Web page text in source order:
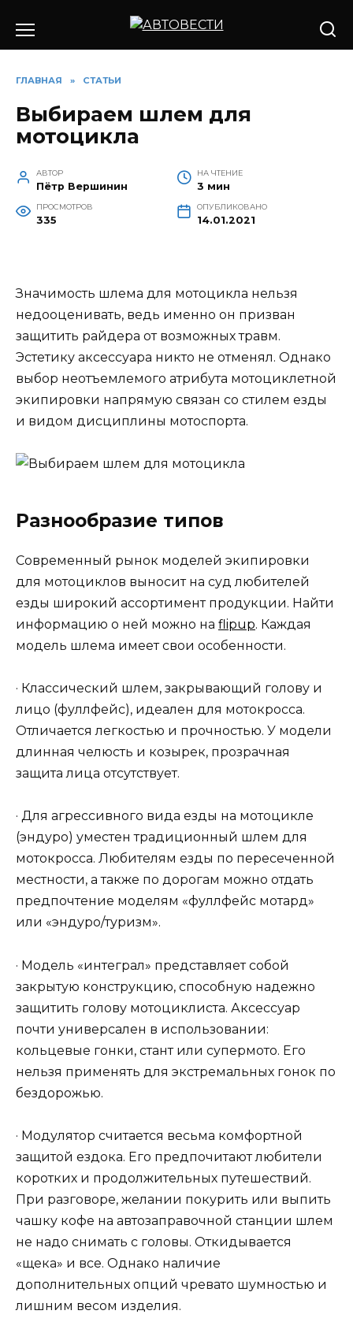
содержанию
ГЛАВНАЯ » СТАТЬИ
Выбираем шлем для
мотоцикла
АВТОР
Пётр Вершинин
НА ЧТЕНИЕ
3 мин
ПРОСМОТРОВ
335
ОПУБЛИКОВАНО
14.01.2021
Значимость шлема для мотоцикла нельзя
недооценивать, ведь именно он призван
защитить райдера от возможных травм.
Эстетику аксессуара никто не отменял. Однако
выбор неотъемлемого атрибута мотоциклетной
экипировки напрямую связан со стилем езды
и видом дисциплины мотоспорта.
Разнообразие типов
Современный рынок моделей экипировки
для мотоциклов выносит на суд любителей
езды широкий ассортимент продукции. Найти
информацию о ней можно на flipup. Каждая
модель шлема имеет свои особенности.
· Классический шлем, закрывающий голову и
лицо (фуллфейс), идеален для мотокросса.
Отличается легкостью и прочностью. У модели
длинная челюсть и козырек, прозрачная
защита лица отсутствует.
· Для агрессивного вида езды на мотоцикле
(эндуро) уместен традиционный шлем для
мотокросса. Любителям езды по пересеченной
местности, а также по дорогам можно отдать
предпочтение моделям «фуллфейс мотард»
или «эндуро/туризм».
· Модель «интеграл» представляет собой
закрытую конструкцию, способную надежно
защитить голову мотоциклиста. Аксессуар
почти универсален в использовании:
кольцевые гонки, стант или супермото. Его
нельзя применять для экстремальных гонок по
бездорожью.
· Модулятор считается весьма комфортной
защитой ездока. Его предпочитают любители
коротких и продолжительных путешествий.
При разговоре, желании покурить или выпить
чашку кофе на автозаправочной станции шлем
не надо снимать с головы. Откидывается
«щека» и все. Однако наличие
дополнительных опций чревато шумностью и
лишним весом изделия.